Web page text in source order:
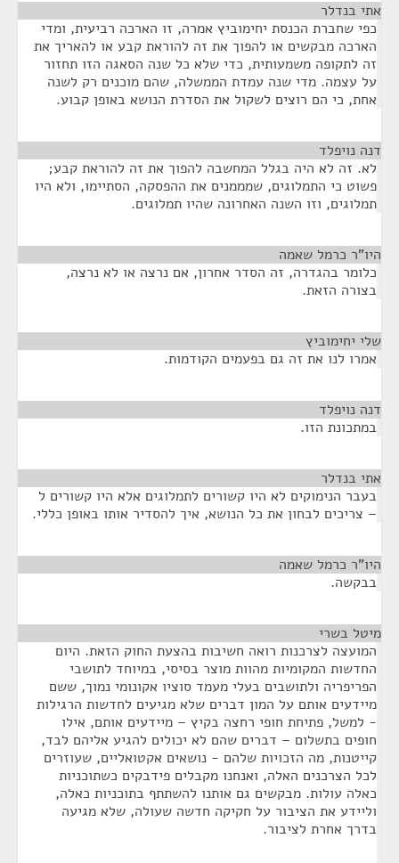
אתי בנדלר
כפי שחברת הכנסת יחימוביץ אמרה, זו הארכה רביעית, ומדי
הארכה מבקשים או להפוך את זה להוראת קבע או להאריך את
זה לתקופה משמעותית, כדי שלא כל שנה הסאגה הזו תחזור
על עצמה. מדי שנה עמדת הממשלה, שהם מוכנים רק לשנה
אחת, כי הם רוצים לשקול את הסדרת הנושא באופן קבוע.
דנה נויפלד
לא. זה לא היה בגלל המחשבה להפוך את זה להוראת קבע;
פשוט כי התמלוגים, שמממנים את ההפסקה, הסתיימו, ולא היו
תמלוגים, וזו השנה האחרונה שהיו תמלוגים.
היו"ר כרמל שאמה
כלומר בהגדרה, זה הסדר אחרון, אם נרצה או לא נרצה,
בצורה הזאת.
שלי יחימוביץ
אמרו לנו את זה גם בפעמים הקודמות.
דנה נויפלד
במתכונת הזו.
אתי בנדלר
בעבר הנימוקים לא היו קשורים לתמלוגים אלא היו קשורים ל
– צריכים לבחון את כל הנושא, איך להסדיר אותו באופן כללי.
היו"ר כרמל שאמה
בבקשה.
מיטל בשרי
המועצה לצרכנות רואה חשיבות בהצעת החוק הזאת. היום
החדשות המקומיות מהוות מוצר בסיסי, במיוחד לתושבי
הפריפריה ולתושבים בעלי מעמד סוציו אקונומי נמוך, ששם
מיידעים אותם על המון דברים שלא מגיעים לחדשות הרגילות
- למשל, פתיחת חופי רחצה בקיץ – מיידעים אותם, אילו
חופים בתשלום – דברים שהם לא יכולים להגיע אליהם לבד,
קייטנות, מה הזכויות שלהם - נושאים אקטואליים, שעוזרים
לכל הצרכנים האלה, ואנחנו מקבלים פידבקים כשתוכניות
כאלה עולות. מבקשים גם אותנו להשתתף בתוכניות כאלה,
וליידע את הציבור על חקיקה חדשה שעולה, שלא מגיעה
בדרך אחרת לציבור.